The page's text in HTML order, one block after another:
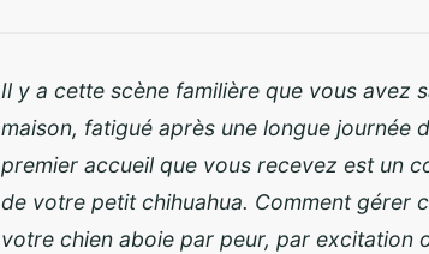
Il y a cette scène familière que vous avez
maison, fatigué après une longue journée
premier accueil que vous recevez est un
de votre petit chihuahua. Comment gérer
votre chien aboie par peur, par excitation